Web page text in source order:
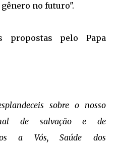
no futuro".
propostas pelo Papa
sobre o nosso
de salvação e de
nos a Vós, Saúde dos